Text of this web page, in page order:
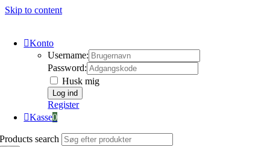
Skip to content
Konto
Username:
Password:
Husk mig
Register
Kasse0
Products search